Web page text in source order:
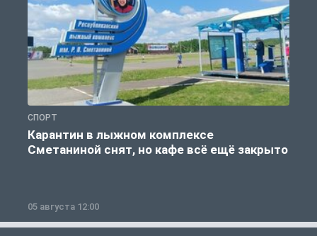
СПОРТ
Карантин в лыжном комплексе
Сметаниной снят, но кафе всё ещё закрыто
05 августа 12:00